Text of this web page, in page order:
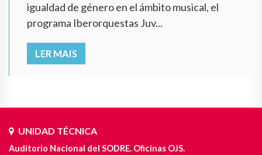
igualdad de género en el ámbito musical, el
programa Iberorquestas Juv...
LER MAIS
UNIDAD TÉCNICA
Auditorio Nacional del SODRE. Oficinas OJS.